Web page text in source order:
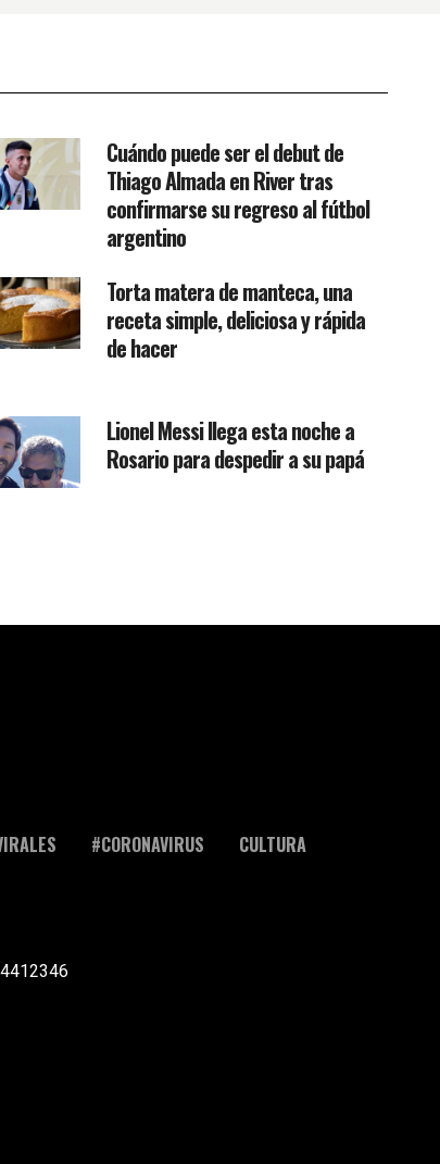
Cuándo puede ser el debut de
Thiago Almada en River tras
confirmarse su regreso al fútbol
argentino
Torta matera de manteca, una
receta simple, deliciosa y rápida
de hacer
Lionel Messi llega esta noche a
Rosario para despedir a su papá
#CORONAVIRUS
CULTURA